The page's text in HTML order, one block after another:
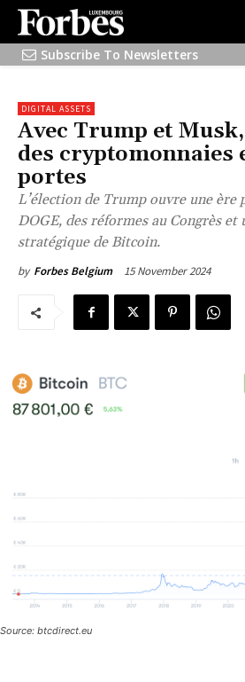
Subscribe To Newsletters
DIGITAL ASSETS
Avec Trump et Musk,
des cryptomonnaies
portes
L’élection de Trump ouvre une ère
DOGE, des réformes au Congrès
stratégique de Bitcoin.
by Forbes Belgium 15 November 2024
Source: btcdirect.eu